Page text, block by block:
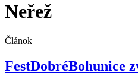
Neřež
Článok
FestDobréBohunice